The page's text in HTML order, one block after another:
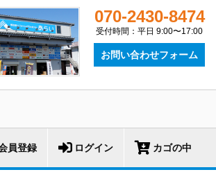
070-2430-8474
受付時間：平日 9:00〜17:00
お問い合わせフォーム
員登録 ログイン カゴの中